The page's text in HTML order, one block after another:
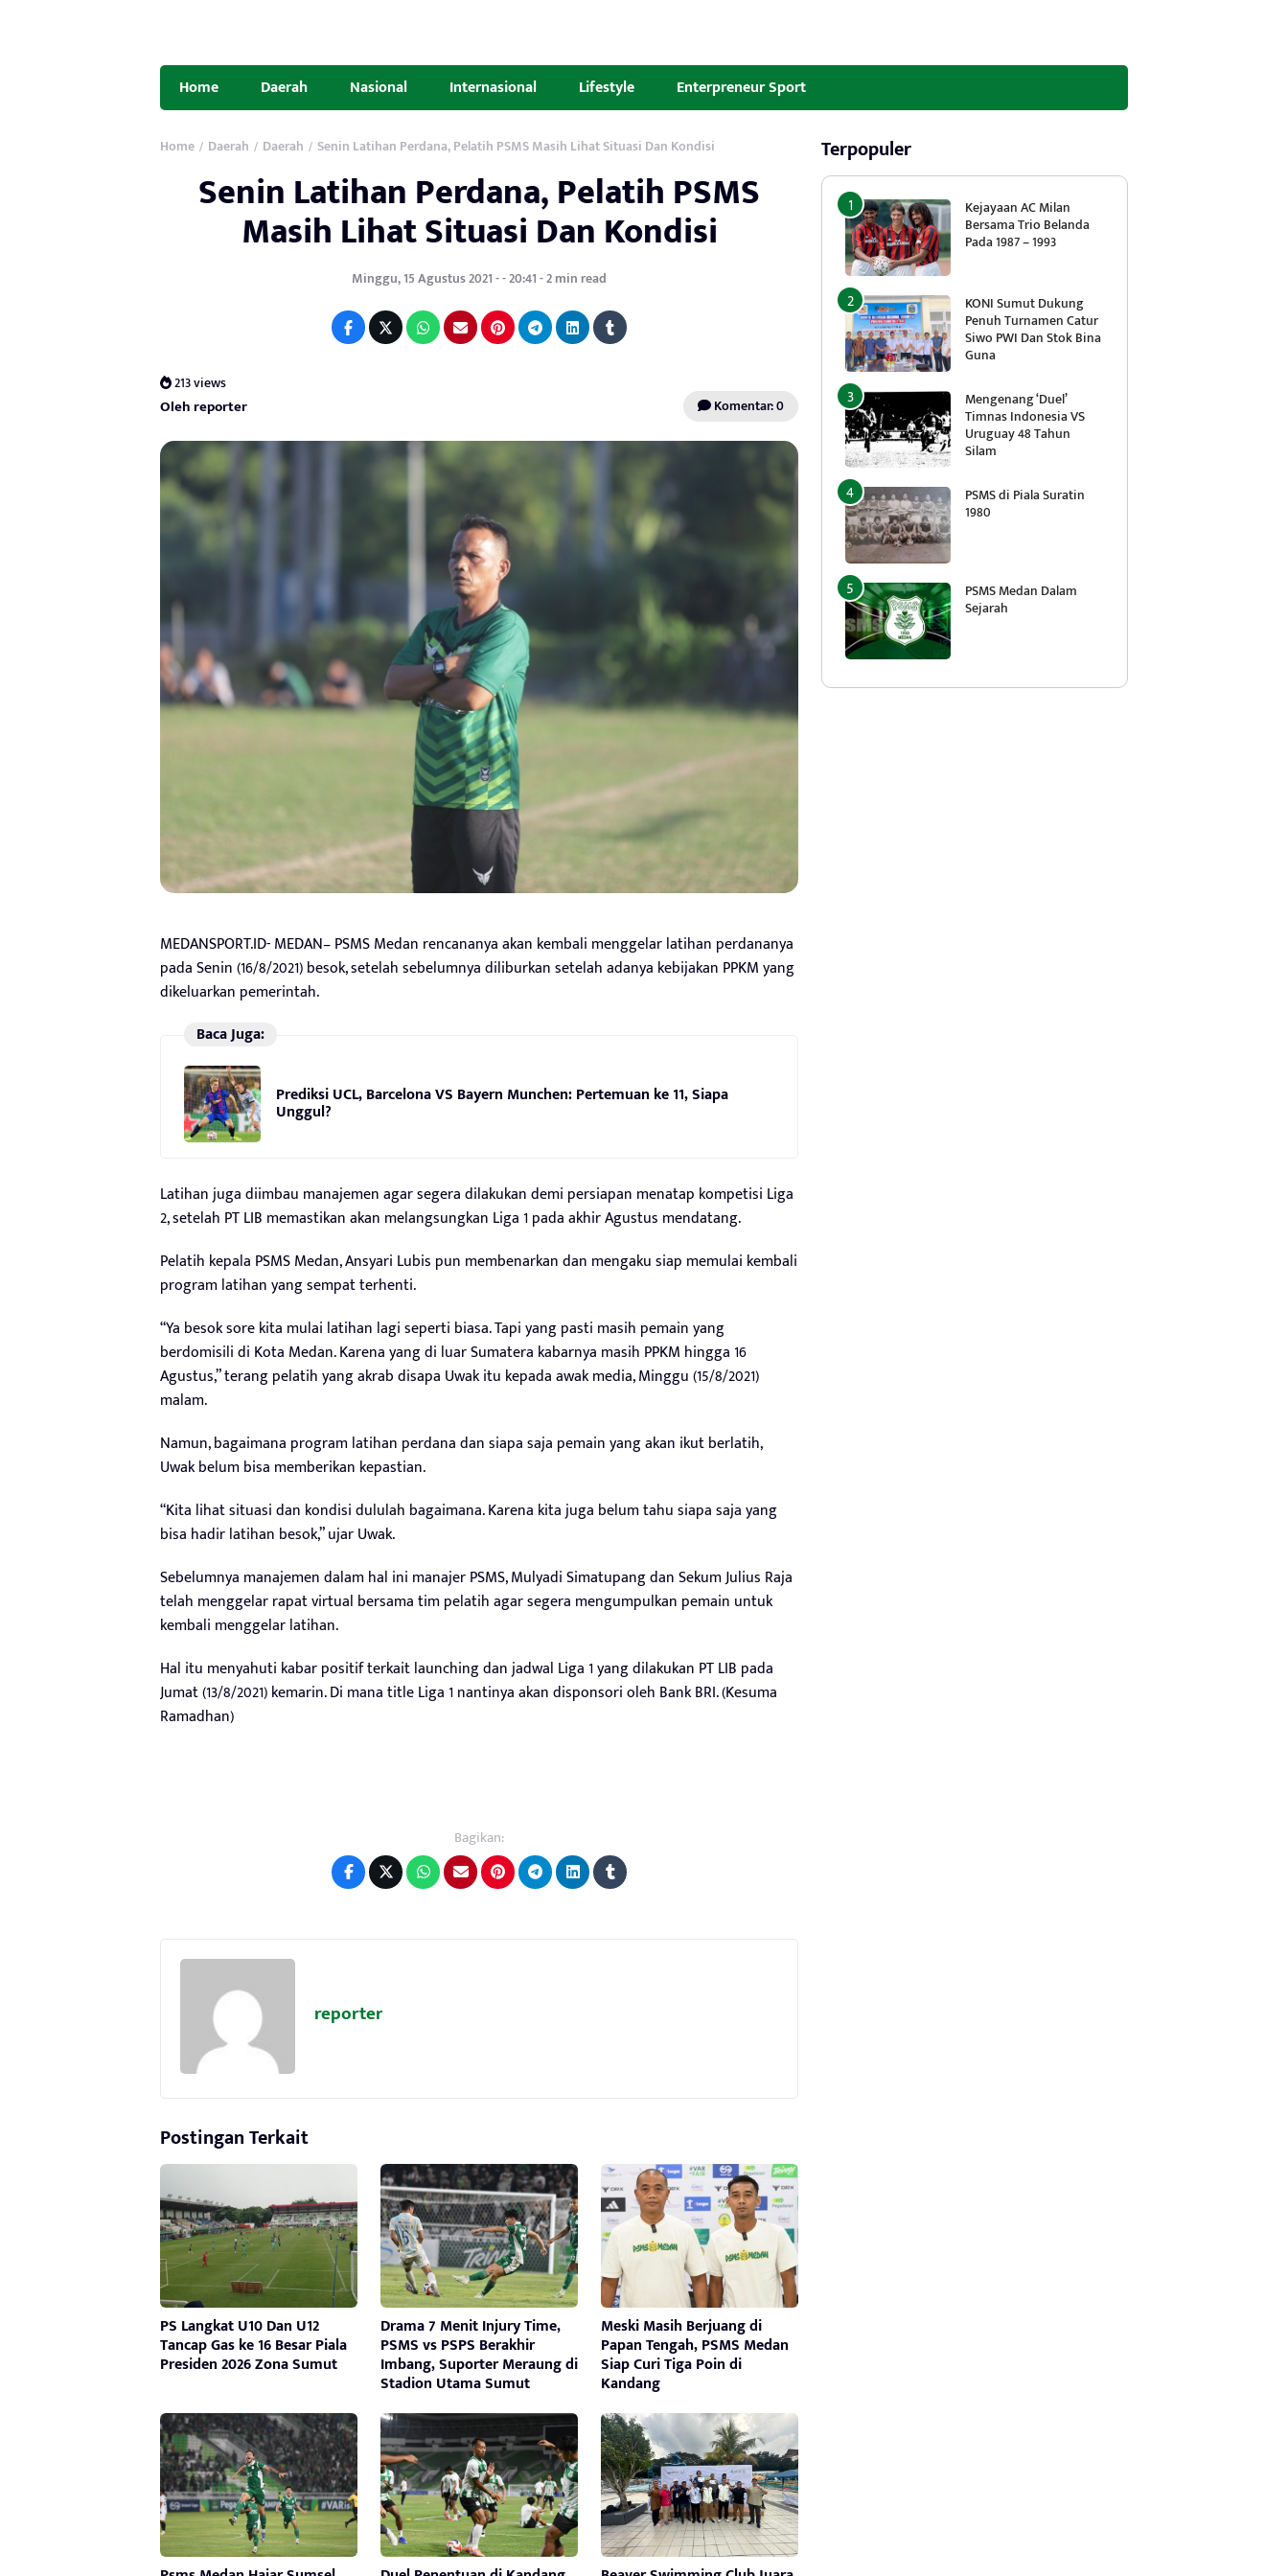
Home Daerah Nasional Internasional Lifestyle Enterpreneur Sport
Home / Daerah / Daerah / Senin Latihan Perdana, Pelatih PSMS Masih Lihat Situasi Dan Kondisi
Senin Latihan Perdana, Pelatih PSMS
Masih Lihat Situasi Dan Kondisi
Minggu, 15 Agustus 2021 - - 20:41 - 2 min read
213 views
Oleh reporter Komentar: 0
MEDANSPORT.ID- MEDAN– PSMS Medan rencananya akan kembali menggelar latihan perdananya
pada Senin (16/8/2021) besok, setelah sebelumnya diliburkan setelah adanya kebijakan PPKM yang
dikeluarkan pemerintah.
Baca Juga:
Prediksi UCL, Barcelona VS Bayern Munchen: Pertemuan ke 11, Siapa
Unggul?
Latihan juga diimbau manajemen agar segera dilakukan demi persiapan menatap kompetisi Liga
2, setelah PT LIB memastikan akan melangsungkan Liga 1 pada akhir Agustus mendatang.
Pelatih kepala PSMS Medan, Ansyari Lubis pun membenarkan dan mengaku siap memulai kembali
program latihan yang sempat terhenti.
“Ya besok sore kita mulai latihan lagi seperti biasa. Tapi yang pasti masih pemain yang
berdomisili di Kota Medan. Karena yang di luar Sumatera kabarnya masih PPKM hingga 16
Agustus,” terang pelatih yang akrab disapa Uwak itu kepada awak media, Minggu (15/8/2021)
malam.
Namun, bagaimana program latihan perdana dan siapa saja pemain yang akan ikut berlatih,
Uwak belum bisa memberikan kepastian.
“Kita lihat situasi dan kondisi dululah bagaimana. Karena kita juga belum tahu siapa saja yang
bisa hadir latihan besok,” ujar Uwak.
Sebelumnya manajemen dalam hal ini manajer PSMS, Mulyadi Simatupang dan Sekum Julius Raja
telah menggelar rapat virtual bersama tim pelatih agar segera mengumpulkan pemain untuk
kembali menggelar latihan.
Hal itu menyahuti kabar positif terkait launching dan jadwal Liga 1 yang dilakukan PT LIB pada
Jumat (13/8/2021) kemarin. Di mana title Liga 1 nantinya akan disponsori oleh Bank BRI. (Kesuma
Ramadhan)
Bagikan:
reporter
Postingan Terkait
PS Langkat U10 Dan U12
Tancap Gas ke 16 Besar Piala
Presiden 2026 Zona Sumut
Drama 7 Menit Injury Time,
PSMS vs PSPS Berakhir
Imbang, Suporter Meraung di
Stadion Utama Sumut
Meski Masih Berjuang di
Papan Tengah, PSMS Medan
Siap Curi Tiga Poin di
Kandang
Terpopuler
Kejayaan AC Milan
Bersama Trio Belanda
Pada 1987 – 1993
KONI Sumut Dukung
Penuh Turnamen Catur
Siwo PWI Dan Stok Bina
Guna
Mengenang ‘Duel’
Timnas Indonesia VS
Uruguay 48 Tahun
Silam
PSMS di Piala Suratin
1980
PSMS Medan Dalam
Sejarah